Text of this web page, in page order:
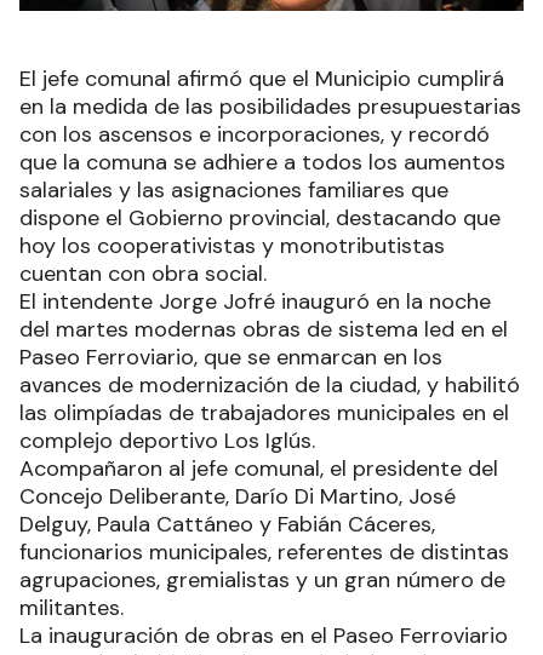
El jefe comunal afirmó que el Municipio cumplirá
en la medida de las posibilidades presupuestarias
con los ascensos e incorporaciones, y recordó
que la comuna se adhiere a todos los aumentos
salariales y las asignaciones familiares que
dispone el Gobierno provincial, destacando que
hoy los cooperativistas y monotributistas
cuentan con obra social.
El intendente Jorge Jofré inauguró en la noche
del martes modernas obras de sistema led en el
Paseo Ferroviario, que se enmarcan en los
avances de modernización de la ciudad, y habilitó
las olimpíadas de trabajadores municipales en el
complejo deportivo Los Iglús.
Acompañaron al jefe comunal, el presidente del
Concejo Deliberante, Darío Di Martino, José
Delguy, Paula Cattáneo y Fabián Cáceres,
funcionarios municipales, referentes de distintas
agrupaciones, gremialistas y un gran número de
militantes.
La inauguración de obras en el Paseo Ferroviario